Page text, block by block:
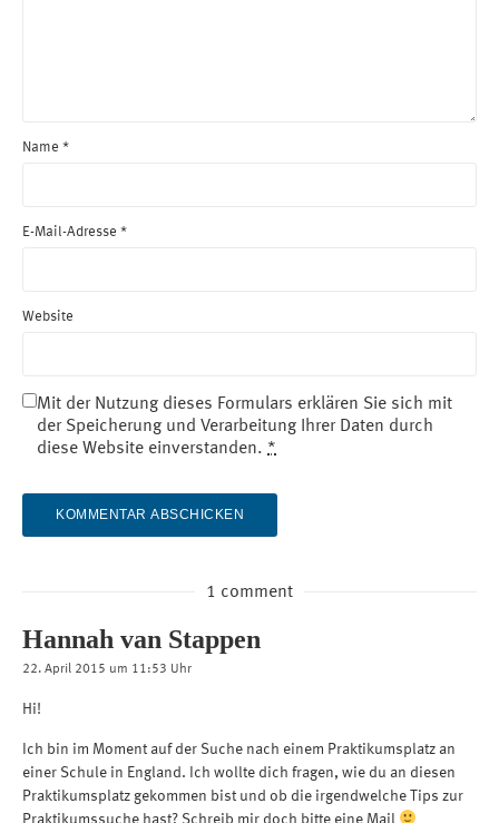
Name *
E-Mail-Adresse *
Website
Mit der Nutzung dieses Formulars erklären Sie sich mit
der Speicherung und Verarbeitung Ihrer Daten durch
diese Website einverstanden. *
1 comment
Hannah van Stappen
22. April 2015 um 11:53 Uhr
Hi!
Ich bin im Moment auf der Suche nach einem Praktikumsplatz an
einer Schule in England. Ich wollte dich fragen, wie du an diesen
Praktikumsplatz gekommen bist und ob die irgendwelche Tips zur
Praktikumssuche hast? Schreib mir doch bitte eine Mail